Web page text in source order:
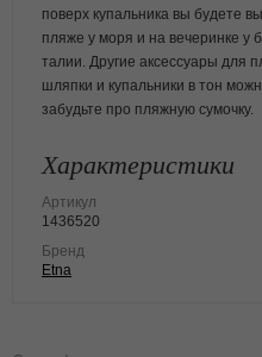
поверх купальника вы будете
пляже у моря и на вечеринке у
талии. Другие аксессуары для
шляпки и купальники в тон
забудьте про пляжную сумочку.
Характеристики
Артикул
1436520
Бренд
Etna